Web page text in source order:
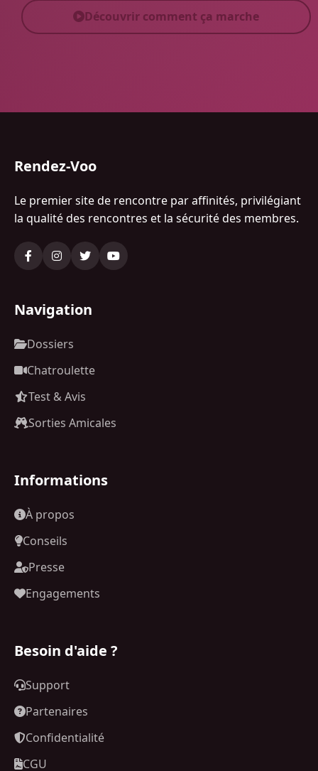
Découvrir comment ça marche
Rendez-Voo
Le premier site de rencontre par affinités, privilégiant
la qualité des rencontres et la sécurité des membres.
Navigation
Dossiers
Chatroulette
Test & Avis
Sorties Amicales
Informations
À propos
Conseils
Presse
Engagements
Besoin d'aide ?
Support
Partenaires
Confidentialité
CGU